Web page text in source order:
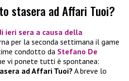
stasera ad Affari Tuoi?
ieri sera a causa della
per la seconda settimana il game
condotto da Stefano De
vi ponete tutti è spontanea:
ad Affari Tuoi? A breve lo